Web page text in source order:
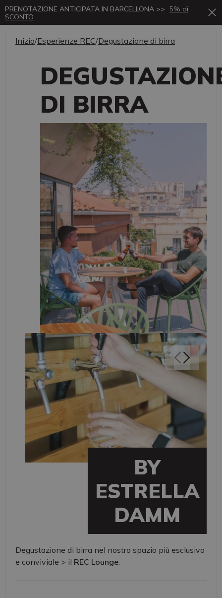
PRENOTAZIONE ANTICIPATA IN BARCELLONA >> 5% di
SCONTO
Inizio/Esperienze REC/Degustazione di birra
BY
ESTRELLA
DAMM
Degustazione di birra nel nostro spazio più esclusivo
e conviviale > il REC Lounge
DI BIRRA